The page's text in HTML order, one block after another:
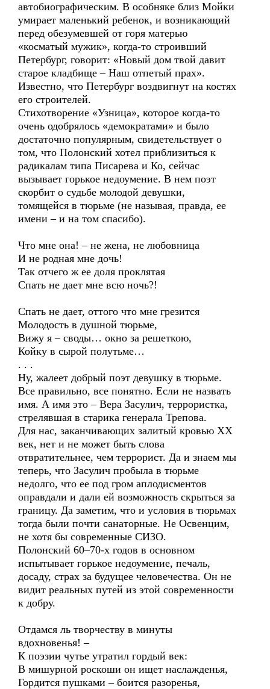
автобиографическим. В особняке близ Мойки
умирает маленький ребенок, и возникающий
перед обезумевшей от горя матерью
«косматый мужик», когда-то строивший
Петербург, говорит: «Новый дом твой давит
старое кладбище – Наш отпетый прах».
Известно, что Петербург воздвигнут на костях
его строителей.
Стихотворение «Узница», которое когда-то
очень одобрялось «демократами» и было
достаточно популярным, свидетельствует о
том, что Полонский хотел приблизиться к
радикалам типа Писарева и Ко, сейчас
вызывает горькое недоумение. В нем поэт
скорбит о судьбе молодой девушки,
томящейся в тюрьме (не называя, правда, ее
имени – и на том спасибо).
Что мне она! – не жена, не любовница
И не родная мне дочь!
Так отчего ж ее доля проклятая
Спать не дает мне всю ночь?!
Спать не дает, оттого что мне грезится
Молодость в душной тюрьме,
Вижу я – своды… окно за решеткою,
Койку в сырой полутьме…
. . .
Ну, жалеет добрый поэт девушку в тюрьме.
Все правильно, все понятно. Если не назвать
имя. А имя это – Вера Засулич, террористка,
стрелявшая в старика генерала Трепова.
Для нас, заканчивающих залитый кровью ХХ
век, нет и не может быть слова
отвратительнее, чем террорист. Да и знаем мы
теперь, что Засулич пробыла в тюрьме
недолго, что ее под гром аплодисментов
оправдали и дали ей возможность скрыться за
границу. Да заметим, что и условия в тюрьмах
тогда были почти санаторные. Не Освенцим,
не хотя бы современные СИЗО.
Полонский 60–70-х годов в основном
испытывает горькое недоумение, печаль,
досаду, страх за будущее человечества. Он не
видит реальных путей из этой современности
к добру.
Отдамся ль творчеству в минуты
вдохновенья! –
К поэзии чутье утратил гордый век:
В мишурной роскоши он ищет наслажденья,
Гордится пушками – боится разоренья,